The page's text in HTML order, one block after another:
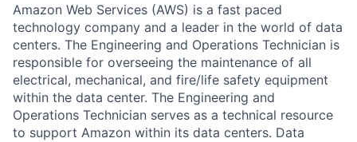
Amazon Web Services (AWS) is a fast paced
technology company and a leader in the world of data
centers. The Engineering and Operations Technician is
responsible for overseeing the maintenance of all
electrical, mechanical, and fire/life safety equipment
within the data center. The Engineering and
Operations Technician serves as a technical resource
to support Amazon within its data centers. Data